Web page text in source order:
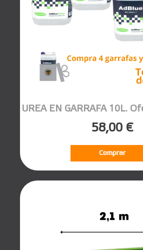
UREA EN GARRAFA 10L.
58,00 €
Comprar